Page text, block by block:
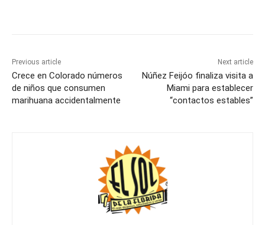
Previous article
Crece en Colorado números
de niños que consumen
marihuana accidentalmente
Next article
Núñez Feijóo finaliza visita a
Miami para establecer
“contactos estables”